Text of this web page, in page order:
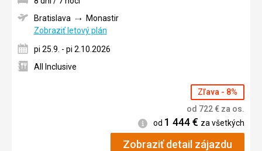
Bratislava
Monastir
Zobraziť letový plán
pi 25.9. - pi 2.10.2026
All Inclusive
Zľava - 8%
od 722€ za os.
Informácie
od 1 444€ za všetkých
Zobraziť detail zájazdu